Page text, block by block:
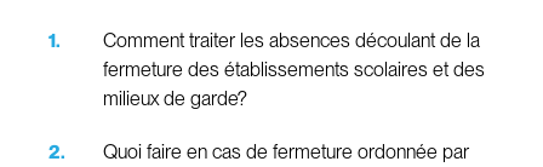
Comment traiter les absences découlant de la
fermeture des établissements scolaires et des
milieux de garde?
Quoi faire en cas de fermeture ordonnée par